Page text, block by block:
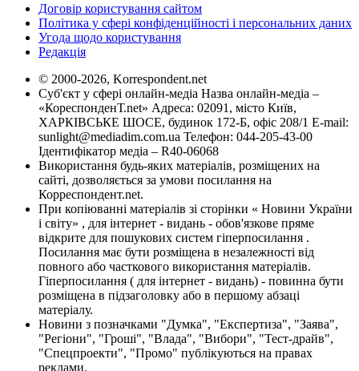
Договір користування сайтом
Політика у сфері конфіденційності і персональних даних
Угода щодо користування
Редакція
© 2000-2026, Korrespondent.net
Суб'єкт у сфері онлайн-медіа Назва онлайн-медіа –
«КореспонденТ.net» Адреса: 02091, місто Київ,
ХАРКІВСЬКЕ ШОСЕ, будинок 172-Б, офіс 208/1 E-mail:
sunlight@mediadim.com.ua Телефон: 044-205-43-00
Ідентифікатор медіа – R40-06068
Використання будь-яких матеріалів, розміщених на
сайті, дозволяється за умови посилання на
Корреспондент.net.
При копіюванні матеріалів зі сторінки « Новини України
і світу» , для інтернет - видань - обов'язкове пряме
відкрите для пошукових систем гіперпосилання .
Посилання має бути розміщена в незалежності від
повного або часткового використання матеріалів.
Гіперпосилання ( для інтернет - видань) - повинна бути
розміщена в підзаголовку або в першому абзаці
матеріалу.
Новини з позначками "Думка", "Експертиза", "Заява",
"Регіони", "Гроші", "Влада", "Вибори", "Тест-драйв",
"Спецпроекти", "Промо" публікуються на правах
реклами.